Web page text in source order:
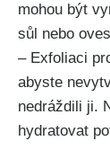
mohou být
‌sůl nebo
– Exfoliaci
abyste⁣
nedráždili ji.
hydratovat